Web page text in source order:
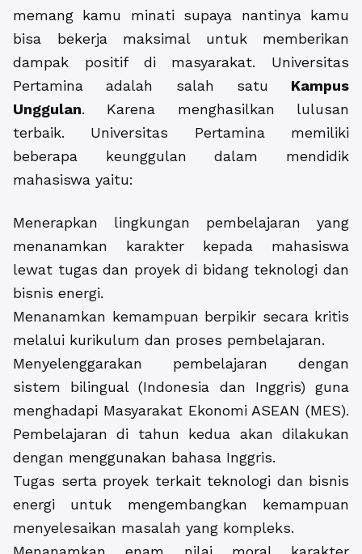
memang kamu minati supaya nantinya kamu
bisa bekerja maksimal untuk memberikan
dampak positif di masyarakat. Universitas
Pertamina adalah salah satu Kampus
Unggulan. Karena menghasilkan lulusan
terbaik. Universitas Pertamina memiliki
beberapa keunggulan dalam mendidik
mahasiswa yaitu:
Menerapkan lingkungan pembelajaran yang
menanamkan karakter kepada mahasiswa
lewat tugas dan proyek di bidang teknologi dan
bisnis energi.
Menanamkan kemampuan berpikir secara kritis
melalui kurikulum dan proses pembelajaran.
Menyelenggarakan pembelajaran dengan
sistem bilingual (Indonesia dan Inggris) guna
menghadapi Masyarakat Ekonomi ASEAN (MES).
Pembelajaran di tahun kedua akan dilakukan
dengan menggunakan bahasa Inggris.
Tugas serta proyek terkait teknologi dan bisnis
energi untuk mengembangkan kemampuan
menyelesaikan masalah yang kompleks.